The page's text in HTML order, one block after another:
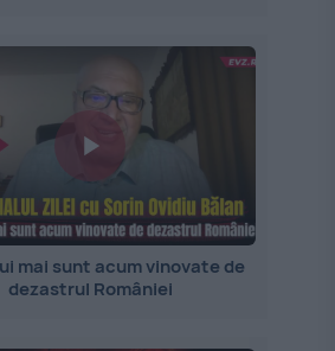
mai sunt acum vinovate de
dezastrul României